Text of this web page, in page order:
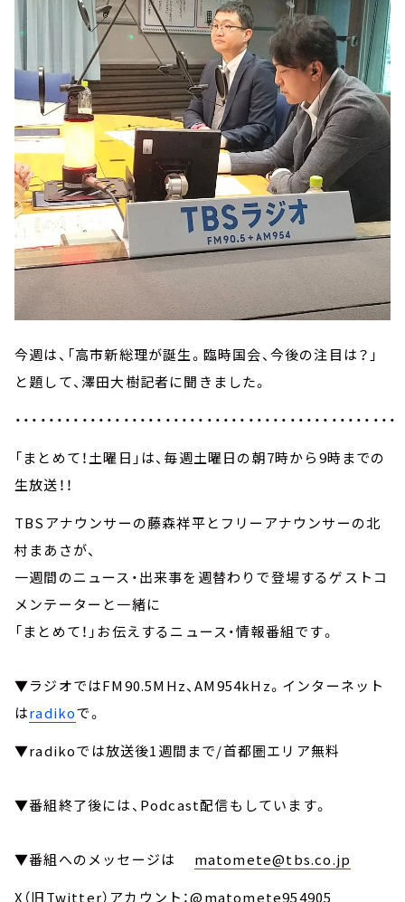
今週は、「高市新総理が誕生。臨時国会、今後の注目は？」
と題して、澤田大樹記者に聞きました。
・・・・・・・・・・・・・・・・・・・・・・・・・・・・・・・・・・・・・・・・・・・・・・
「まとめて！土曜日」は、毎週土曜日の朝7時から9時までの
生放送！！
TBSアナウンサーの藤森祥平とフリーアナウンサーの北
村まあさが、
一週間のニュース・出来事を週替わりで登場するゲストコ
メンテーターと一緒に
「まとめて！」お伝えするニュース・情報番組です。
▼ラジオではFM90.5MHz、AM954kHz。インターネット
はradikoで。
▼radikoでは放送後1週間まで/首都圏エリア無料
▼番組終了後には、Podcast配信もしています。
▼番組へのメッセージは matomete@tbs.co.jp
X（旧Twitter）アカウント：@matomete954905